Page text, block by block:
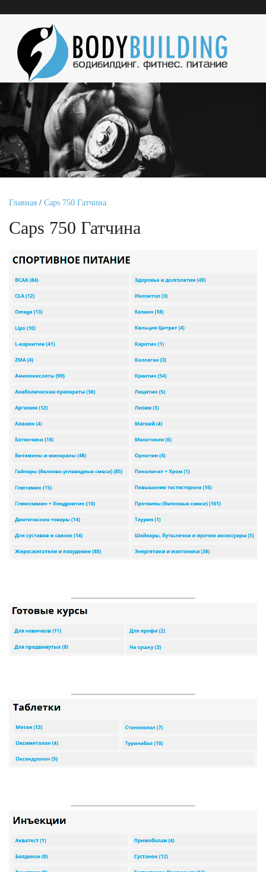
Главная / Caps 750 Гатчина
Caps 750 Гатчина